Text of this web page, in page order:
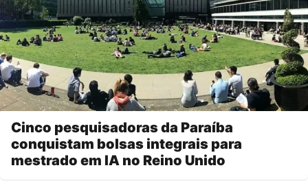
Cinco pesquisadoras da Paraíba
conquistam bolsas integrais para
mestrado em IA no Reino Unido